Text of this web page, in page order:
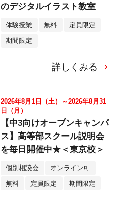
のデジタルイラスト教室
体験授業 無料 定員限定
期間限定
詳しくみる
2026年8月1日（土）～2026年8月31
日（月）
【中3向けオープンキャンパ
ス】高等部スクール説明会
を毎日開催中★＜東京校＞
個別相談会 オンライン可
無料 定員限定 期間限定